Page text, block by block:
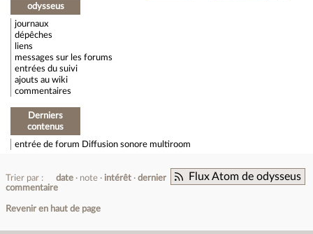
odysseus
journaux
dépêches
liens
messages sur les forums
entrées du suivi
ajouts au wiki
commentaires
Derniers
contenus
entrée de forum Diffusion sonore multiroom
Flux Atom de odysseus
Trier par : date note intérêt
dernier
commentaire
Revenir en haut de page